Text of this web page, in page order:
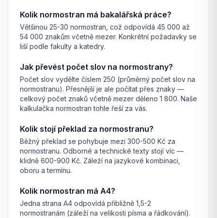
Kolik normostran má bakalářská práce?
Většinou 25-30 normostran, což odpovídá 45 000 až
54 000 znakům včetně mezer. Konkrétní požadavky se
liší podle fakulty a katedry.
Jak převést počet slov na normostrany?
Počet slov vydělte číslem 250 (průměrný počet slov na
normostranu). Přesnější je ale počítat přes znaky —
celkový počet znaků včetně mezer děleno 1 800. Naše
kalkulačka normostran tohle řeší za vás.
Kolik stojí překlad za normostranu?
Běžný překlad se pohybuje mezi 300-500 Kč za
normostranu. Odborné a technické texty stojí víc —
klidně 600-900 Kč. Záleží na jazykové kombinaci,
oboru a termínu.
Kolik normostran má A4?
Jedna strana A4 odpovídá přibližně 1,5-2
normostranám (záleží na velikosti písma a řádkování).